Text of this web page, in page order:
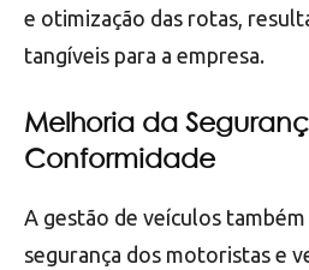
e otimização das rotas,
tangíveis para a empresa.
Melhoria da
Conformidade
A gestão de veículos
segurança dos motoristas e